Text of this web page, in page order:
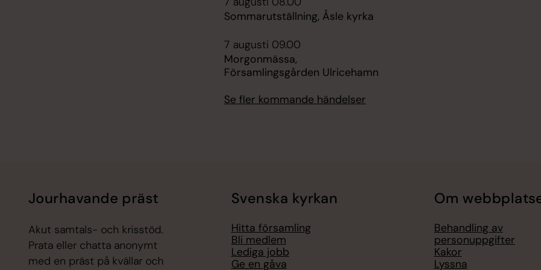
Sommarutställning, Åsle kyrka
7 augusti 09.00
Morgonmässa,
Församlingsgården Ulricehamn
Se fler kommande händelser
Jourhavande präst
Akut samtals- och krisstöd.
Prata eller chatta anonymt
med en präst på kvällar och
Svenska kyrkan
Hitta församling
Bli medlem
Lediga jobb
Ge en gåva
Om
Behandling av
personuppgifter
Kakor
Lyssna